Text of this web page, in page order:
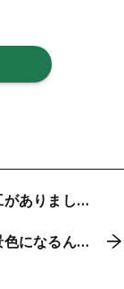
ありまし
になるんだ